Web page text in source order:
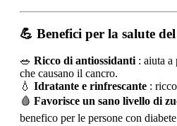
💪 Benefici per la salute
🥗 Ricco di antiossidanti: aiuta a
che causano il cancro.
💧 Idratante e rinfrescante :
🩸 Favorisce un sano livello di
benefico per le persone con